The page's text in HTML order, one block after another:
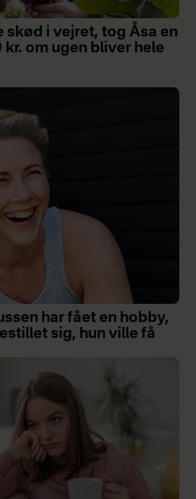
skød i vejret, tog Åsa en
kr. om ugen bliver hele
har fået en hobby,
sig, hun ville få